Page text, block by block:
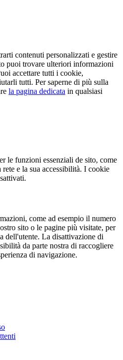
contenuti personalizzati e gestire
puoi trovare ulteriori informazioni
accettare tutti i cookie,
tutti. Per saperne di più sulla
la pagina dedicata in qualsiasi
le funzioni essenziali de sito, come
e la sua accessibilità. I cookie
come ad esempio il numero
sito o le pagine più visitate, per
dell'utente. La disattivazione di
da parte nostra di raccogliere
di navigazione.